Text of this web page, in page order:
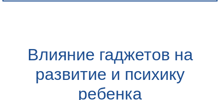
Влияние гаджетов на
развитие и психику
ребенка